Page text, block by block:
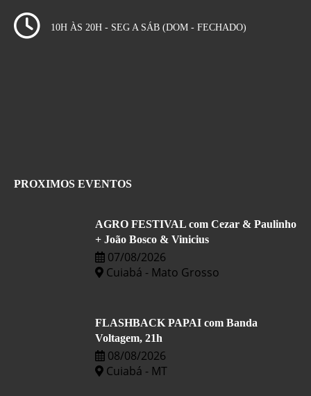
10H ÀS 20H - SEG A SÁB (DOM - FECHADO)
PROXIMOS EVENTOS
AGRO FESTIVAL com Cezar & Paulinho
+ João Bosco & Vinicius
07/08/2026
Cuiabá - Mato Grosso
FLASHBACK PAPAI com Banda
Voltagem, 21h
08/08/2026
Cuiabá - MT